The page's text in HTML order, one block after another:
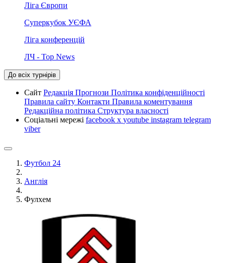
Ліга Європи
Суперкубок УЄФА
Ліга конференцій
ЛЧ - Top News
До всіх турнірів
Сайт Редакція Прогнози Політика конфіденційності
Правила сайту Контакти Правила коментування
Редакційна політика Структура власності
Соціальні мережі facebook x youtube instagram telegram
viber
Футбол 24
Англія
Фулхем